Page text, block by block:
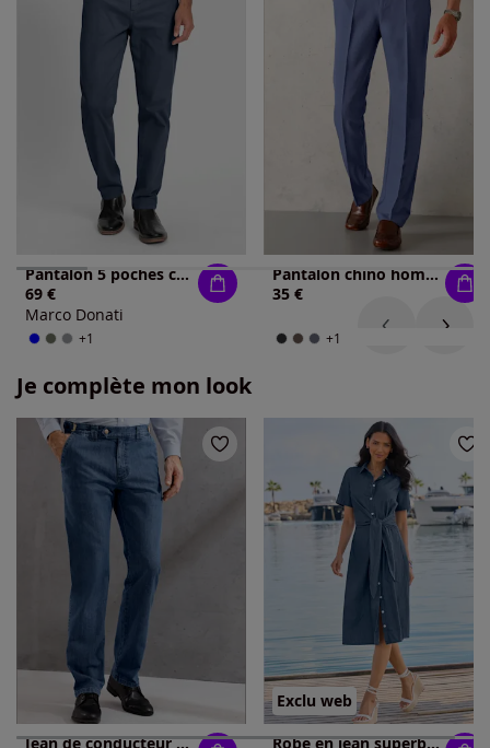
Pantalon 5 poches coupe 5 poches
69 €
Marco Donati
+1
Pantalon chino homme
35 €
+1
Je complète mon look
Jean de conducteur largeur réglable à la taille pour plus de confort
Exclu web
Robe en jean superbe aspect cache-cœur